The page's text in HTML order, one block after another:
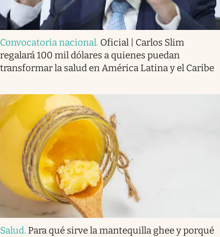
Convocatoria nacional. Oficial | Carlos Slim
regalará 100 mil dólares a quienes puedan
transformar la salud en América Latina y el Caribe
Salud. Para qué sirve la mantequilla ghee y porqué